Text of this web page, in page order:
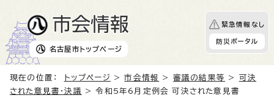
名古屋市 トップページ
緊急情報なし
防災ポータル
現在の位置： トップページ >市会情報 > 審議の結果等 > 可決
された意見書・決議
> 令和5年6月定例会 可決された意見書